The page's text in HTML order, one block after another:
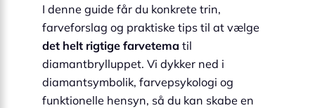
I denne guide får du konkrete trin,
farveforslag og praktiske tips til at vælge
det helt rigtige farvetema til
diamantbrylluppet. Vi dykker ned i
diamantsymbolik, farvepsykologi og
funktionelle hensyn, så du kan skabe en